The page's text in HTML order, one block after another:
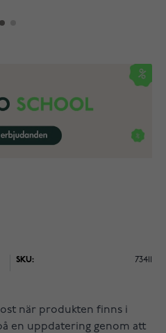
SKU: 73411
när produkten finns i
en uppdatering genom att